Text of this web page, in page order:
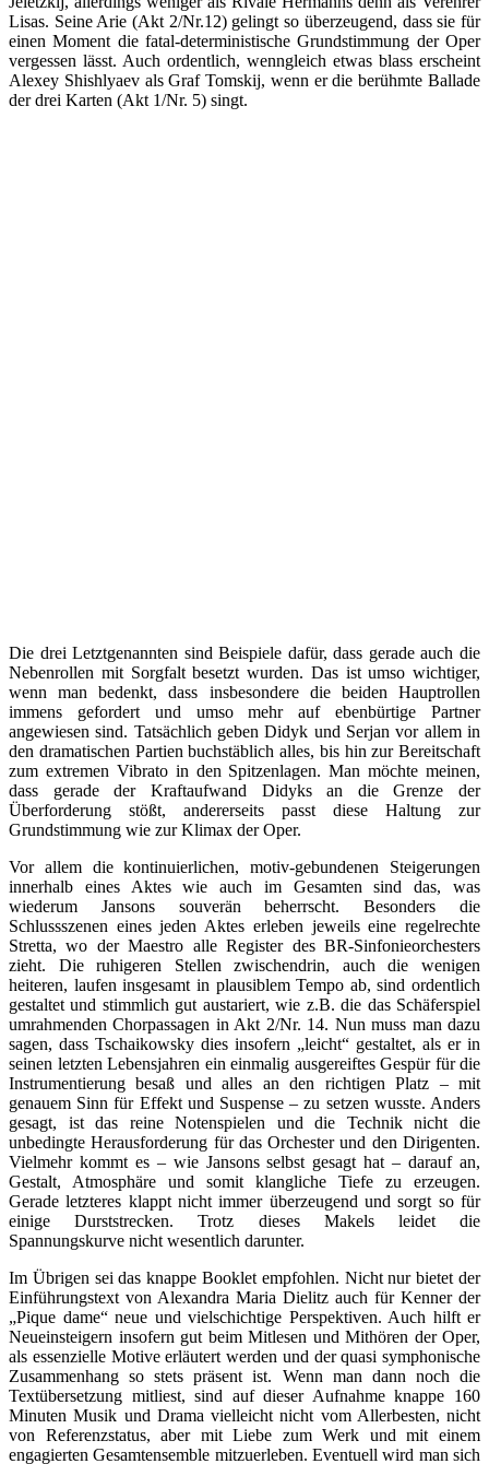
Lisas. Seine Arie (Akt 2/Nr.12) gelingt so überzeugend, dass sie für
einen Moment die fatal-deterministische Grundstimmung der Oper
vergessen lässt. Auch ordentlich, wenngleich etwas blass erscheint
Alexey Shishlyaev als Graf Tomskij, wenn er die berühmte Ballade
der drei Karten (Akt 1/Nr. 5) singt.
Die drei Letztgenannten sind Beispiele dafür, dass gerade auch die
Nebenrollen mit Sorgfalt besetzt wurden. Das ist umso wichtiger,
wenn man bedenkt, dass insbesondere die beiden Hauptrollen
immens gefordert und umso mehr auf ebenbürtige Partner
angewiesen sind. Tatsächlich geben Didyk und Serjan vor allem in
den dramatischen Partien buchstäblich alles, bis hin zur Bereitschaft
zum extremen Vibrato in den Spitzenlagen. Man möchte meinen,
dass gerade der Kraftaufwand Didyks an die Grenze der
Überforderung stößt, andererseits passt diese Haltung zur
Grundstimmung wie zur Klimax der Oper.
Vor allem die kontinuierlichen, motiv-gebundenen Steigerungen
innerhalb eines Aktes wie auch im Gesamten sind das, was
wiederum Jansons souverän beherrscht. Besonders die
Schlussszenen eines jeden Aktes erleben jeweils eine regelrechte
Stretta, wo der Maestro alle Register des BR-Sinfonieorchesters
zieht. Die ruhigeren Stellen zwischendrin, auch die wenigen
heiteren, laufen insgesamt in plausiblem Tempo ab, sind ordentlich
gestaltet und stimmlich gut austariert, wie z.B. die das Schäferspiel
umrahmenden Chorpassagen in Akt 2/Nr. 14. Nun muss man dazu
sagen, dass Tschaikowsky dies insofern „leicht“ gestaltet, als er in
seinen letzten Lebensjahren ein einmalig ausgereiftes Gespür für die
Instrumentierung besaß und alles an den richtigen Platz – mit
genauem Sinn für Effekt und Suspense – zu setzen wusste. Anders
gesagt, ist das reine Notenspielen und die Technik nicht die
unbedingte Herausforderung für das Orchester und den Dirigenten.
Vielmehr kommt es – wie Jansons selbst gesagt hat – darauf an,
Gestalt, Atmosphäre und somit klangliche Tiefe zu erzeugen.
Gerade letzteres klappt nicht immer überzeugend und sorgt so für
einige Durststrecken. Trotz dieses Makels leidet die
Spannungskurve nicht wesentlich darunter.
Im Übrigen sei das knappe Booklet empfohlen. Nicht nur bietet der
Einführungstext von Alexandra Maria Dielitz auch für Kenner der
„Pique dame“ neue und vielschichtige Perspektiven. Auch hilft er
Neueinsteigern insofern gut beim Mitlesen und Mithören der Oper,
als essenzielle Motive erläutert werden und der quasi symphonische
Zusammenhang so stets präsent ist. Wenn man dann noch die
Textübersetzung mitliest, sind auf dieser Aufnahme knappe 160
Minuten Musik und Drama vielleicht nicht vom Allerbesten, nicht
von Referenzstatus, aber mit Liebe zum Werk und mit einem
engagierten Gesamtensemble mitzuerleben. Eventuell wird man sich